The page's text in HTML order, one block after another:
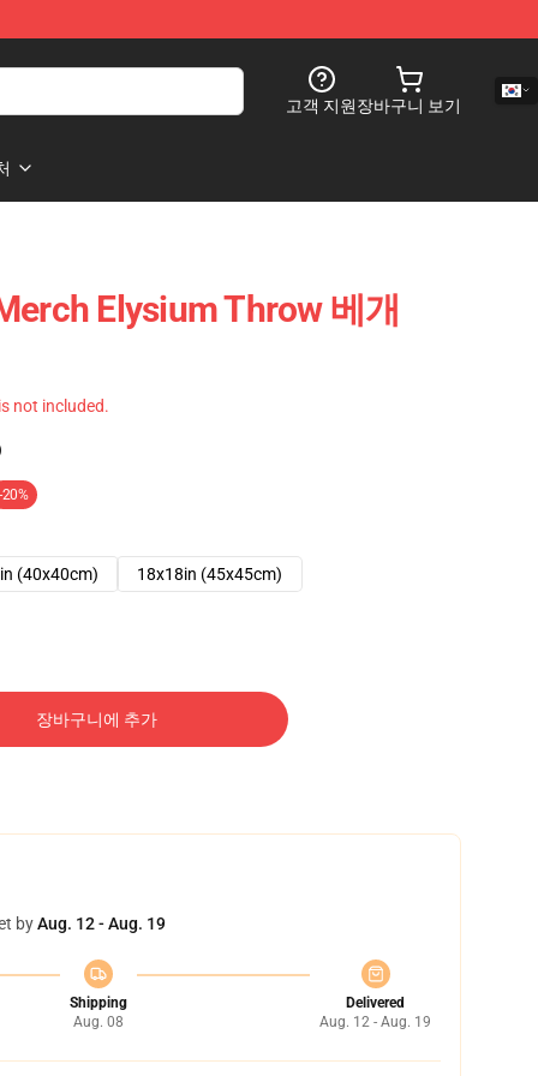
고객 지원장바구니 보기
Elysium Throw 베개
not included.
-20%
(40x40cm) 18x18in (45x45cm)
장바구니에 추가
byAug. 12 - Aug. 19
Shipping
Aug. 08
Delivered
Aug. 12 - Aug. 19